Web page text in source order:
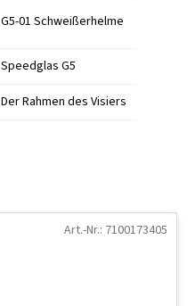
Art.-Nr.: 7100173405
G5-01 Schweißerhelme
Speedglas G5
Der Rahmen des Visiers